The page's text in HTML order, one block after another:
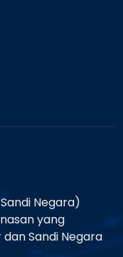
Negara)
yang
Sandi Negara